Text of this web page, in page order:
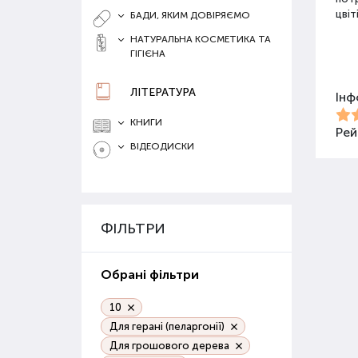
БАДИ, ЯКИМ ДОВІРЯЄМО
НАТУРАЛЬНА КОСМЕТИКА ТА
ГІГІЄНА
ЛІТЕРАТУРА
КНИГИ
ВІДЕОДИСКИ
ФІЛЬТРИ
Обрані фільтри
10
Для герані (пеларгонії)
Для грошового дерева
Для